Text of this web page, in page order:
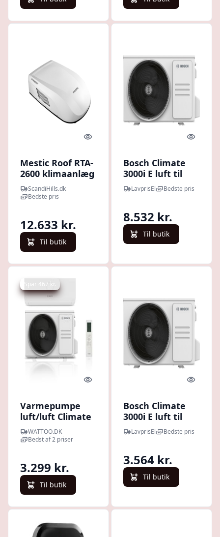
Quick look
Mestic Roof RTA-
2600 klimaanlæg
ScandiHills.dk
Bedste pris
12.633 kr.
Til butik
Quick
Bosch Climate
3000i E luft til
luft klimaanlæg,
udedel, 7,3 kW
LavprisEl Bedste pris
8.532 kr.
Til butik
Spar 467 kr.
Quick look
Varmepumpe
luft/luft Climate
3000i, 7,0 kW,
indedel - Bosch
WATTOO.DK
Bedst af 2 priser
3.299 kr.
Til butik
Quick
Bosch Climate
3000i E luft til
luft klimaanlæg,
udedel, 2,6 kW
LavprisEl Bedste pris
3.564 kr.
Til butik